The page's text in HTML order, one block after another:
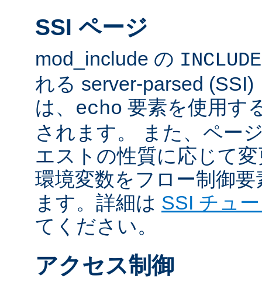
SSI ページ
mod_include の
れる server-parsed
は、 echo 要素を使用す
されます。 また、ペー
エストの性質に応じて
環境変数をフロー制御
ます。詳細は SSI チュ
てください。
アクセス制御